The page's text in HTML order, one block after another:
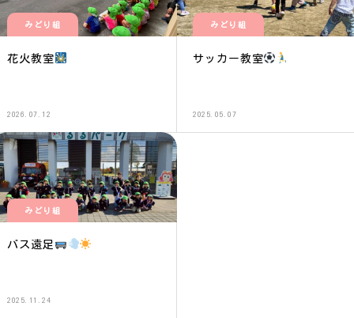
みどり組
花火教室
2026.07.12
みどり組
サッカー教室
2025.05.07
みどり組
バス遠足
2025.11.24